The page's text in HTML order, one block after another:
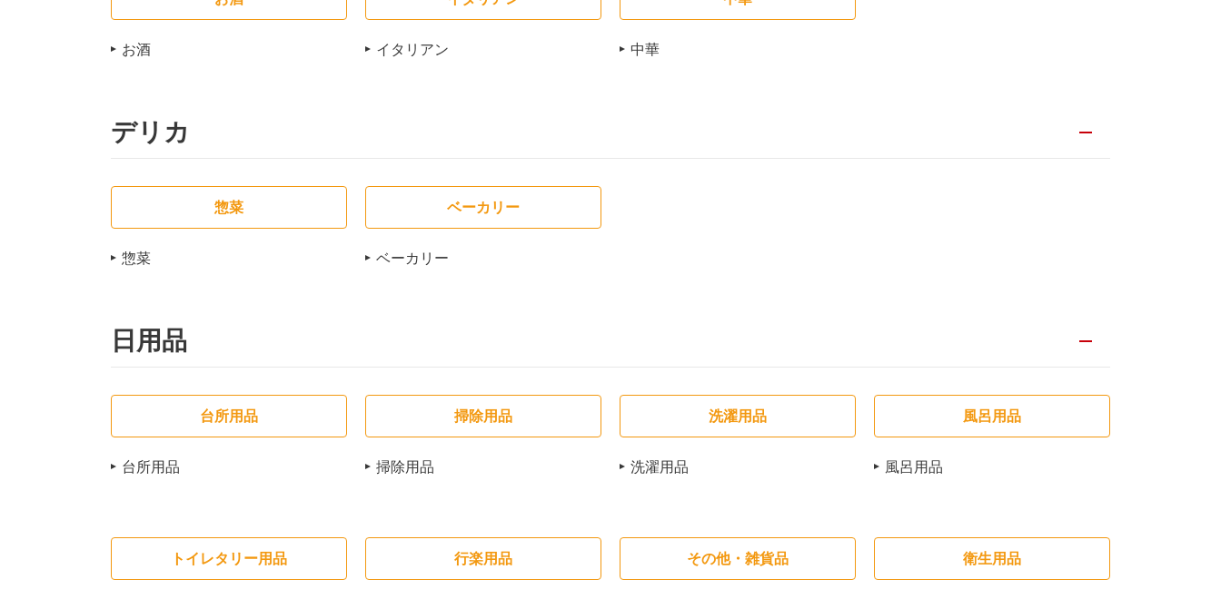
お酒 イタリアン 中華
デリカ
惣菜
惣菜
ベーカリー
ベーカリー
日用品
台所用品
台所用品
掃除用品
掃除用品
洗濯用品
洗濯用品
風呂用品
風呂用品
トイレタリー用品 行楽用品 その他・雑貨品 衛生用品